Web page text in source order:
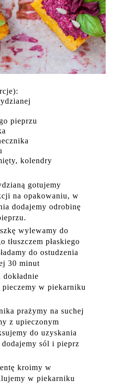
pieprzu
kolendry
gotujemy
na opakowaniu, w
dodajemy odrobinę
wylewamy do
tłuszczem płaskiego
do ostudzenia
30 minut
pieczemy w piekarniku
prażymy na suchej
z upieczonym
do uzyskania
dodajemy sól i pieprz
kroimy w
w piekarniku